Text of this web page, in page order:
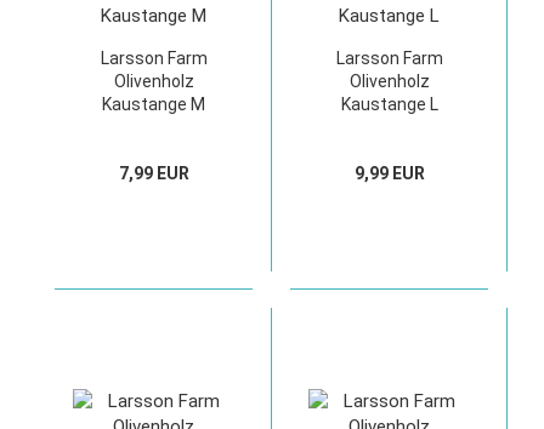
Larsson Farm
Olivenholz
Kaustange M
7,99 EUR
Larsson Farm
Olivenholz
Kaustange L
9,99 EUR